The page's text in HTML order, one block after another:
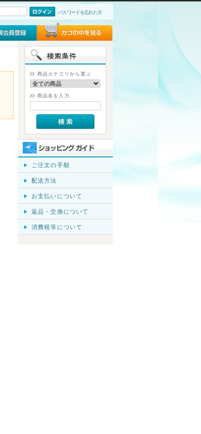
パスワードを忘れた方
商品カテゴリから選ぶ
商品名を入力
ご注文の手順
配送方法
お支払いについて
返品・交換について
消費税等について